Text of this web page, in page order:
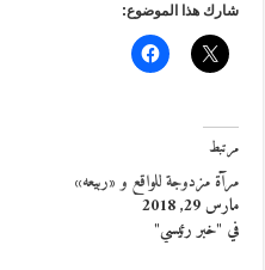
شارك هذا الموضوع:
مرتبط
مرآة مزدوجة للواقع و «ربيعه»
مارس 29, 2018
في "خبر رئيسي"